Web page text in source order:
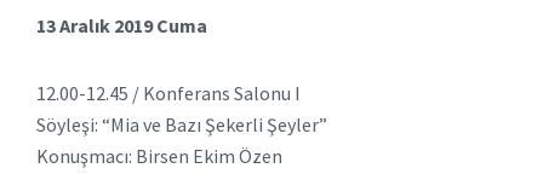
13 Aralık 2019 Cuma
12.00-12.45 / Konferans Salonu I
Söyleşi: “Mia ve Bazı Şekerli Şeyler”
Konuşmacı: Birsen Ekim Özen